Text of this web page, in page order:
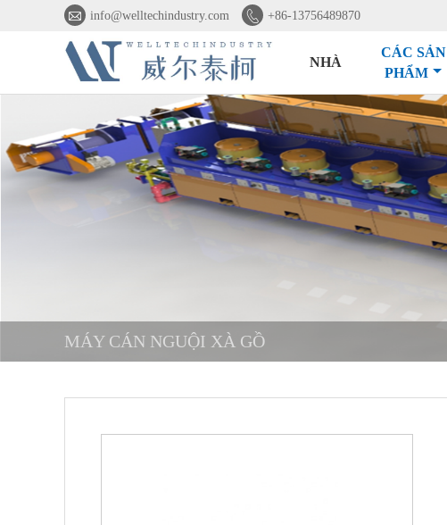
 info@welltechindustry.com  +86-13756489870
NHÀ
CÁC SẢN
PHẨM
MÁY CÁN NGUỘI XÀ GỒ